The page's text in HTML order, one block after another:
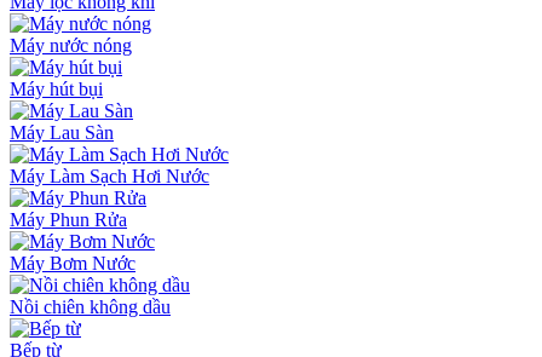
Máy nước nóng
Máy hút bụi
Máy Lau Sàn
Máy Làm Sạch Hơi Nước
Máy Phun Rửa
Máy Bơm Nước
Nồi chiên không dầu
Bếp từ